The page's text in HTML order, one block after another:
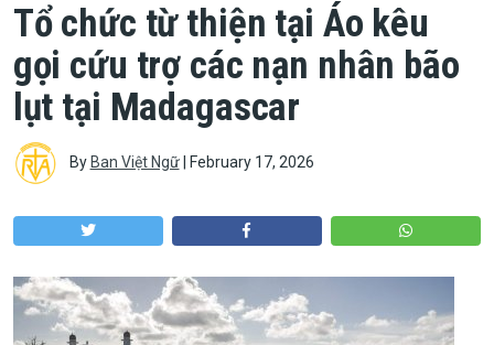
Tổ chức từ thiện tại Áo kêu
gọi cứu trợ các nạn nhân bão
lụt tại Madagascar
By Ban Việt Ngữ| February 17, 2026